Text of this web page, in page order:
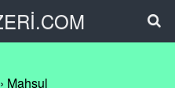
Mahsul